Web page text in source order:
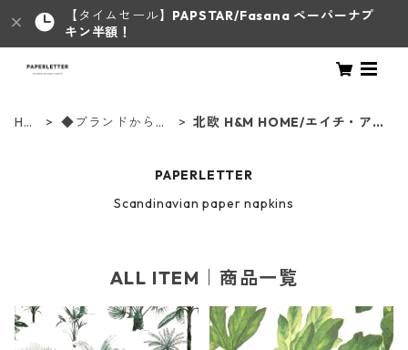
【タイムセール】 PAPSTAR/Fasana ペーパーナプ
キン半額！
HO
◆ブランドからさ
北欧 H&M HOME/エイチ・アン
PAPERLETTER
Scandinavian paper napkins
ALL ITEM｜商品一覧